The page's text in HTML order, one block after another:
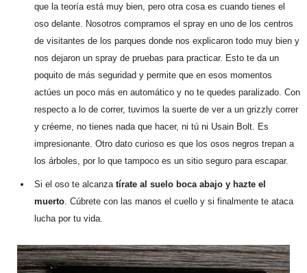
que la teoría está muy bien, pero otra cosa es cuando tienes el
oso delante. Nosotros compramos el spray en uno de los centros
de visitantes de los parques donde nos explicaron todo muy bien y
nos dejaron un spray de pruebas para practicar. Esto te da un
poquito de más seguridad y permite que en esos momentos
actúes un poco más en automático y no te quedes paralizado. Con
respecto a lo de correr, tuvimos la suerte de ver a un grizzly correr
y créeme, no tienes nada que hacer, ni tú ni Usain Bolt. Es
impresionante. Otro dato curioso es que los osos negros trepan a
los árboles, por lo que tampoco es un sitio seguro para escapar.
Si el oso te alcanza tírate al suelo boca abajo y hazte el
muerto . Cúbrete con las manos el cuello y si finalmente te ataca
lucha por tu vida.